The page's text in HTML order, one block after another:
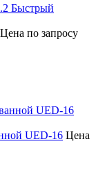
Быстрый
Цена по запросу
UED-16 Цена